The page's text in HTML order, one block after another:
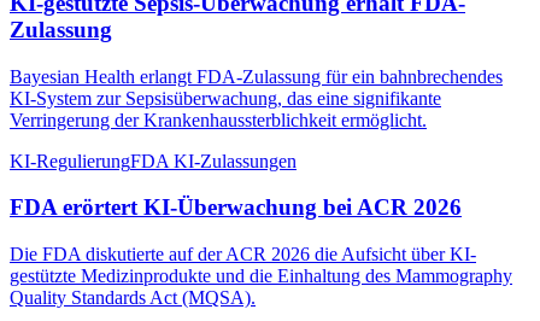
Zulassung
Bayesian Health erlangt FDA-Zulassung für ein bahnbrechendes
KI-System zur Sepsisüberwachung, das eine signifikante
Verringerung der Krankenhaussterblichkeit ermöglicht.
KI-RegulierungFDA KI-Zulassungen
FDA erörtert KI-Überwachung bei ACR 2026
Die FDA diskutierte auf der ACR 2026 die Aufsicht über KI-
gestützte Medizinprodukte und die Einhaltung des Mammography
Quality Standards Act (MQSA).